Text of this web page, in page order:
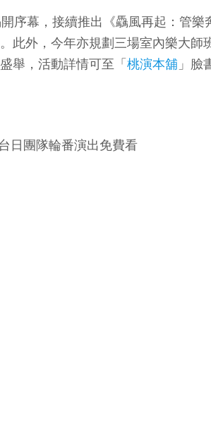
序幕，接續推出《驫風再起：管
外，今年亦規劃三場室內樂大師
舉，活動詳情可至「 桃演本舖 」臉
日團隊輪番演出免費看